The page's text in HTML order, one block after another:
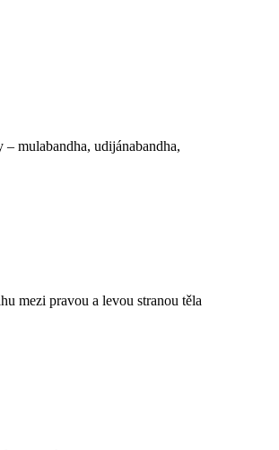
– mulabandha, udijánabandha,
mezi pravou a levou stranou těla